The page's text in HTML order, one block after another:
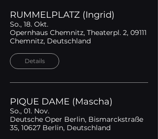
RUMMELPLATZ (Ingrid)
So., 18. Okt.
Opernhaus Chemnitz, Theaterpl. 2, 09111
Chemnitz, Deutschland
Details
PIQUE DAME (Mascha)
So., 01. Nov.
Deutsche Oper Berlin, Bismarckstraße
35, 10627 Berlin, Deutschland